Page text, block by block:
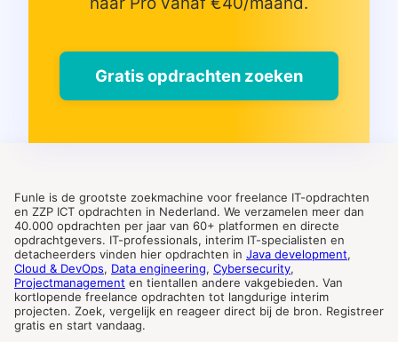
Gratis opdrachten zoeken
Funle is de grootste zoekmachine voor freelance IT-opdrachten
en ZZP ICT opdrachten in Nederland. We verzamelen meer dan
40.000 opdrachten per jaar van 60+ platformen en directe
opdrachtgevers. IT-professionals, interim IT-specialisten en
detacheerders vinden hier opdrachten in Java development,
Cloud & DevOps, Data engineering, Cybersecurity,
Projectmanagement en tientallen andere vakgebieden. Van
kortlopende freelance opdrachten tot langdurige interim
projecten. Zoek, vergelijk en reageer direct bij de bron. Registreer
gratis en start vandaag.